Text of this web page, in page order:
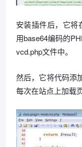
安装插件后，它将
用base64编码的
vcd.php文件中。
然后，它将代码添
每次在站点上加载